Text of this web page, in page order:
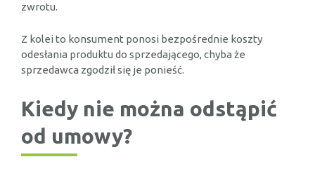
zwrotu.
Z kolei to konsument ponosi bezpośrednie koszty
odesłania produktu do sprzedającego, chyba że
sprzedawca zgodził się je ponieść.
Kiedy nie można odstąpić
od umowy?